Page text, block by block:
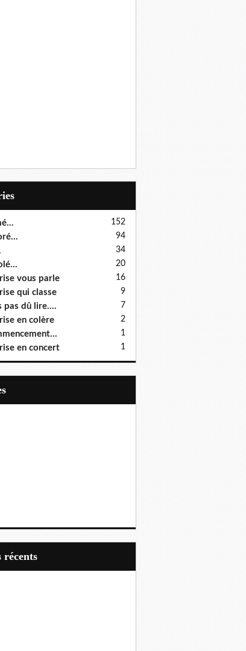
152
94
34
20
vous parle 16
qui classe 9
pas dû lire.... 7
en colère 2
1
en concert 1
récents